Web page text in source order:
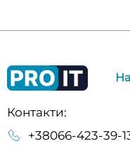
Контакти:
+38066-423-39-